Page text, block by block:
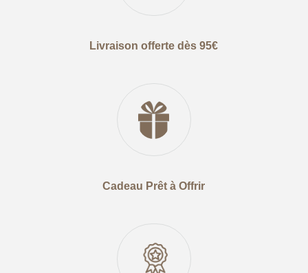
Livraison offerte dès 95€
Cadeau Prêt à Offrir